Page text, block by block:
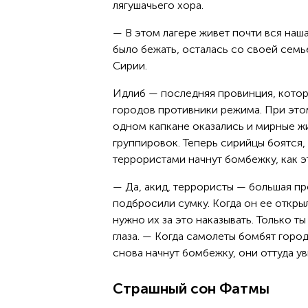
лягушачьего хора.
— В этом лагере живет почти вся
было бежать, осталась со своей
Сирии.
Идлиб — последняя провинция,
городов противники режима. При
одном капкане оказались и мирные
группировок. Теперь сирийцы
террористами начнут бомбежку, как
— Да, акид, террористы — большая
подбросили сумку. Когда он ее
нужно их за это наказывать. Только
глаза. — Когда самолеты бомбят
снова начнут бомбежку, они оттуда
Страшный сон Фатмы